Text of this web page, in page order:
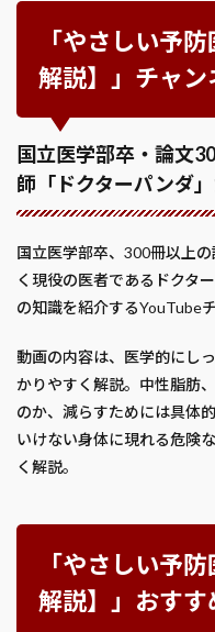
「やさしい予
解説】」チャン
国立医学部卒・論文
師「ドクターパンダ
国立医学部卒、300冊以上
く現役の医者であるドクタ
の知識を紹介するYouTube
動画の内容は、医学的にし
かりやすく解説。中性脂肪
のか、減らすためには具体
いけない身体に現れる危険
く解説。
「やさしい予
解説】」おすす